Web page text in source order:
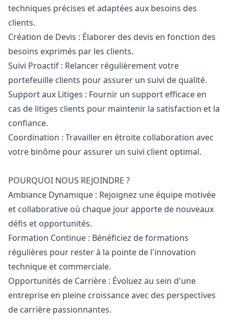
techniques précises et adaptées aux besoins des
clients.
Création de Devis : Élaborer des devis en fonction des
besoins exprimés par les clients.
Suivi Proactif : Relancer régulièrement votre
portefeuille clients pour assurer un suivi de qualité.
Support aux Litiges : Fournir un support efficace en
cas de litiges clients pour maintenir la satisfaction et la
confiance.
Coordination : Travailler en étroite collaboration avec
votre binôme pour assurer un suivi client optimal.
POURQUOI NOUS REJOINDRE ?
Ambiance Dynamique : Rejoignez une équipe motivée
et collaborative où chaque jour apporte de nouveaux
défis et opportunités.
Formation Continue : Bénéficiez de formations
régulières pour rester à la pointe de l'innovation
technique et commerciale.
Opportunités de Carrière : Évoluez au sein d'une
entreprise en pleine croissance avec des perspectives
de carrière passionnantes.